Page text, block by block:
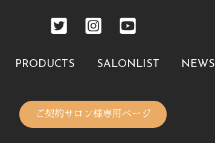
PRODUCTS SALONLIST NEWS
ご契約サロン様専用ページ